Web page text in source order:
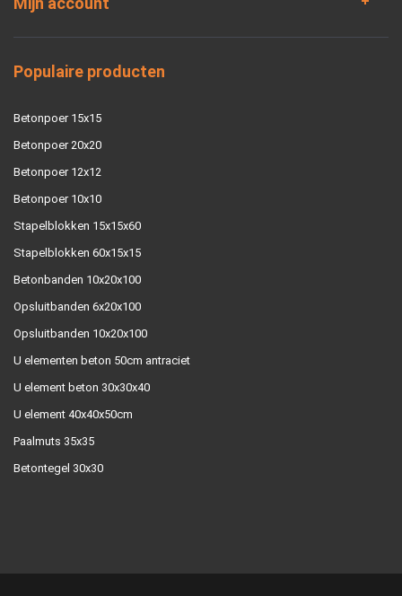
Populaire producten
Betonpoer 15x15
Betonpoer 20x20
Betonpoer 12x12
Betonpoer 10x10
Stapelblokken 15x15x60
Stapelblokken 60x15x15
Betonbanden 10x20x100
Opsluitbanden 6x20x100
Opsluitbanden 10x20x100
U elementen beton 50cm antraciet
U element beton 30x30x40
U element 40x40x50cm
Paalmuts 35x35
Betontegel 30x30